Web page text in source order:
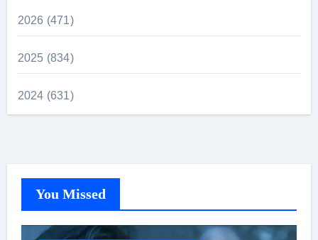
2026 (471)
2025 (834)
2024 (631)
You Missed